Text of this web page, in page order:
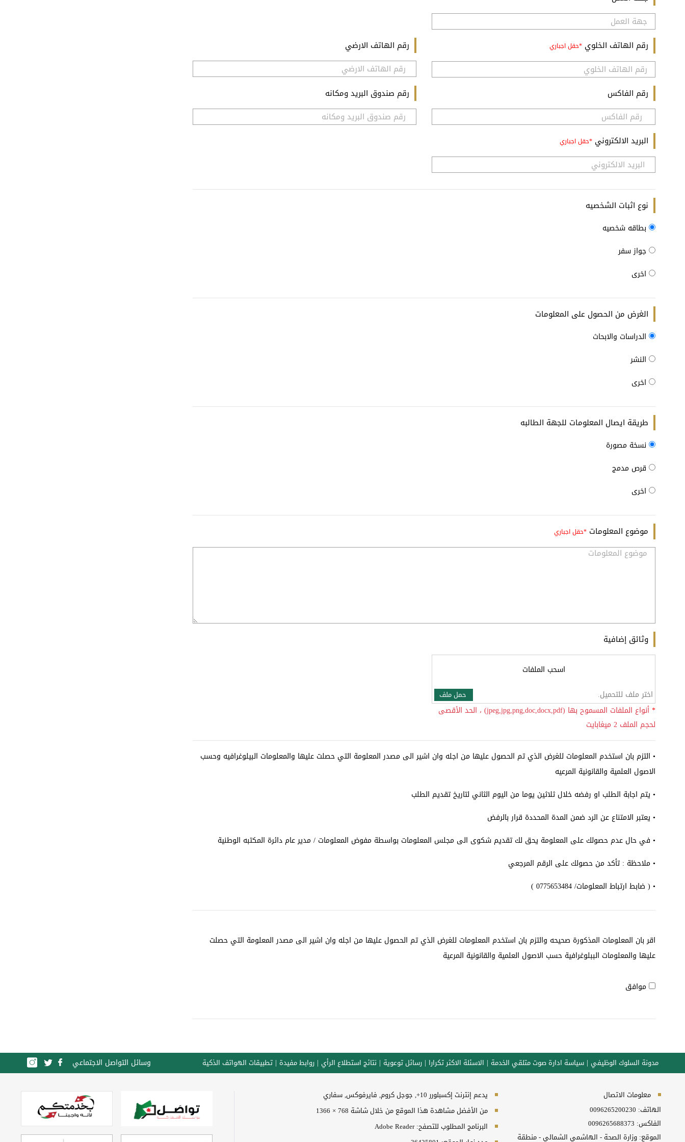
رقم الهاتف الخلوي رقم الهاتف الارضي
رقم الفاكس رقم صندوق البريد ومكانه
البريد الالكتروني
نوع اثبات الشخصيه
بطاقه شخصيه
جواز سفر
اخرى
الغرض من الحصول على المعلومات
الدراسات والابحاث
النشر
اخرى
طريقة ايصال المعلومات للجهة الطالبه
نسخة مصورة
قرص مدمج
اخرى
موضوع المعلومات
وثائق إضافية
اسحب الملفات
حمل ملف
اختر ملف للتحميل.
*
أنواع الملفات المسموح بها (jpeg,jpg,png,doc,docx,pdf) ، الحد الأقصى
لحجم الملف 2 ميغابايت
• التزم بان استخدم المعلومات للغرض الذي تم الحصول عليها من اجله وان اشير الى مصدر المعلومة التي حصلت عليها والمعلومات البيلوغرافيه وحسب
الاصول العلمية والقانونية المرعيه
• يتم اجابة الطلب او رفضه خلال ثلاثين يوما من اليوم الثاني لتاريخ تقديم الطلب
• يعتبر الامتناع عن الرد ضمن المدة المحددة قرار بالرفض
• في حال عدم حصولك على المعلومة يحق لك تقديم شكوى الى مجلس المعلومات بواسطة مفوض المعلومات / مدير عام دائرة المكتبه الوطنية
• ملاحظة : تأكد من حصولك على الرقم المرجعي
• ( ضابط ارتباط المعلومات/ 0775653484 )
اقر بان المعلومات المذكورة صحيحه والتزم بان استخدم المعلومات للغرض الذي تم الحصول عليها من اجله وان اشير الى مصدر المعلومة التي حصلت
عليها والمعلومات الببلوغرافية حسب الاصول العلمية والقانونية المرعية
موافق
مدونة السلوك الوظيفي سياسة ادارة صوت متلقي الخدمة الاسئلة الاكثر تكرارا رسائل توعوية نتائج استطلاع الرأي روابط مفيدة تطبيقات الهواتف الذكية وسائل التواصل الاجتماعي
معلومات الاتصال
الهاتف: 0096265200230
الفاكس: 0096265688373
الموقع: وزارة الصحة - الهاشمي الشمالي - منطقة
يدعم إنترنت إكسبلورر 10+, جوجل كروم, فايرفوكس, سفاري
من الأفضل مشاهدة هذا الموقع من خلال شاشة 768 × 1366
البرنامج المطلوب للتصفح: Adobe Reader